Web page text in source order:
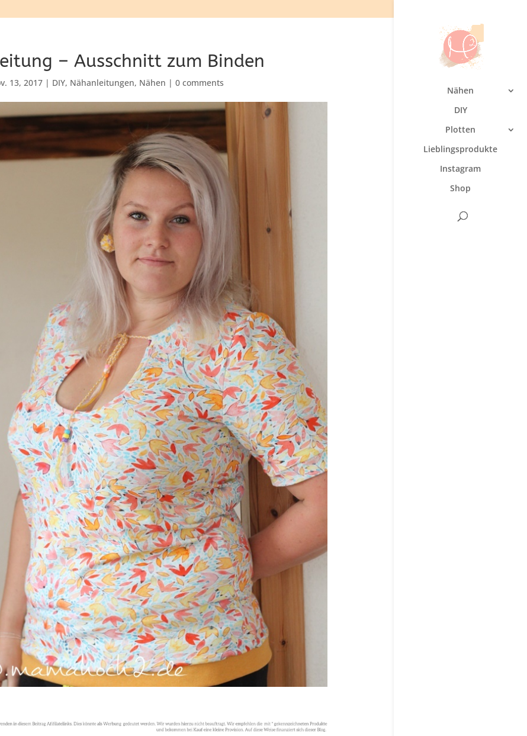
Nähen
DIY
Plotten
Lieblingsprodukte
Instagram
Shop
– Ausschnitt zum Binden
13, 2017 | DIY, Nähanleitungen, Nähen |0 comments